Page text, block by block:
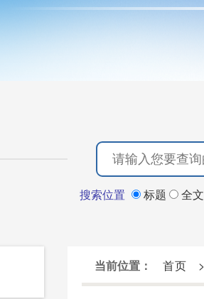
搜索位置 标题 全文
当前位置： 首页 >